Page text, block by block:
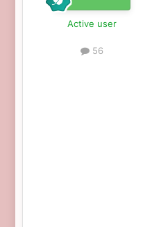
Active user
56